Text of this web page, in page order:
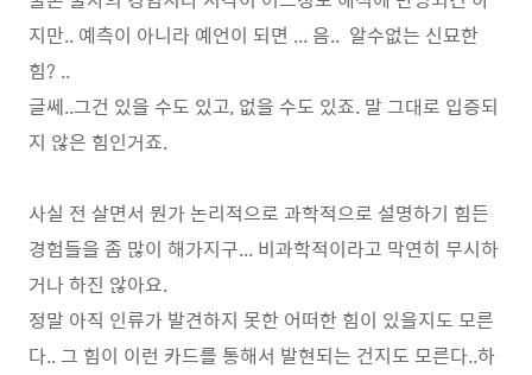
지만.. 예측이 아니라 예언이 되면 ... 음.. 알수없는 신묘한
힘? ..
글쎄..그건 있을 수도 있고, 없을 수도 있죠. 말 그대로 입증되
지 않은 힘인거죠.
사실 전 살면서 뭔가 논리적으로 과학적으로 설명하기 힘든
경험들을 좀 많이 해가지구... 비과학적이라고 막연히 무시하
거나 하진 않아요.
정말 아직 인류가 발견하지 못한 어떠한 힘이 있을지도 모른
다.. 그 힘이 이런 카드를 통해서 발현되는 건지도 모른다..하